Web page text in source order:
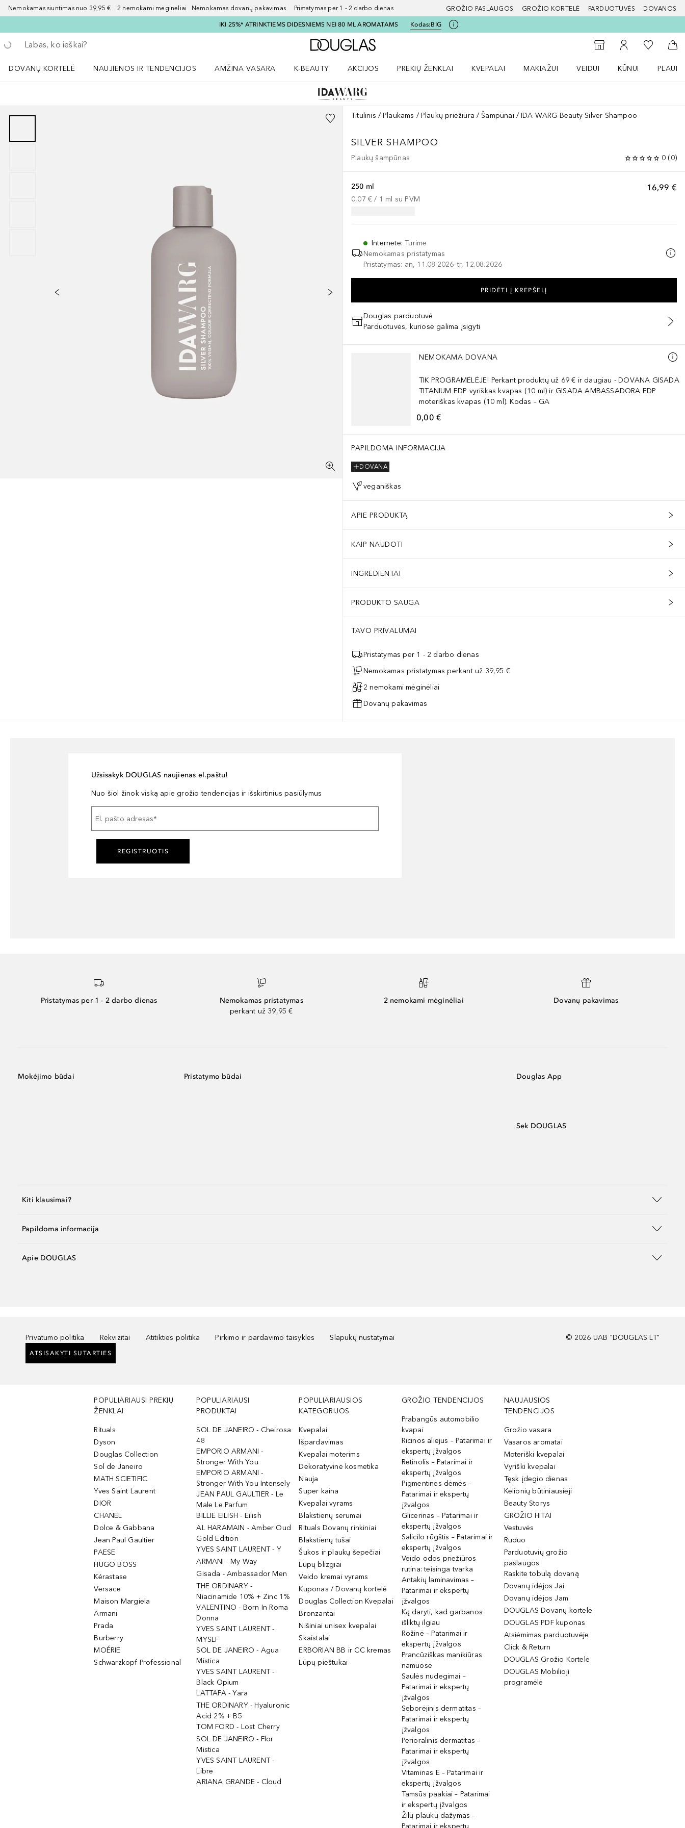
Nemokamas siuntimas nuo 39,95 € 2 nemokami mėginėliai Nemokamas dovanų pakavimas Pristatymas per 1 - 2 darbo dienas GROŽIO PASLAUGOS GROŽIO KORTELĖ PARDUOTUVĖS DOVANOS
IKI 25%* ATRINKTIEMS DIDESNIEMS NEI 80 ML AROMATAMS Kodas:BIG
Grįžk atgal
Vykdykite paiešką
Į Douglas pagrindinį puslapį
Į parduotuvių paiešką
Į mano paskyrą
Į mano
Į
DOVANŲ KORTELĖ
NAUJIENOS IR TENDENCIJOS
AMŽINA VASARA
K-BEAUTY
AKCIJOS
PREKIŲ ŽENKLAI
KVEPALAI
MAKIAŽUI
VEIDUI
KŪNUI
Titulinis Plaukams Plaukų priežiūra Šampūnai IDA WARG Beauty Silver Shampoo
SILVER SHAMPOO
Plaukų šampūnas 0 (0)
16,99 €
250 ml
0,07 € / 1 ml su PVM
Internete:Turime
Nemokamas pristatymas
Pristatymas: an, 11.08.2026–tr, 12.08.2026
PRIDĖTI Į KREPŠELĮ
Douglas parduotuvė
Parduotuvės, kuriose galima įsigyti
Praleisti slankiklį
NEMOKAMA DOVANA
TIK PROGRAMĖLĖJE! Perkant produktų už 69 € ir daugiau - DOVANA GISADA
TITANIUM EDP vyriškas kvapas (10 ml) ir GISADA AMBASSADORA EDP
moteriškas kvapas (10 ml). Kodas – GA
0,00 €
PAPILDOMA INFORMACIJA
DOVANA
veganiškas
APIE PRODUKTĄ
KAIP NAUDOTI
INGREDIENTAI
PRODUKTO SAUGA
TAVO PRIVALUMAI
Pristatymas per 1 - 2 darbo dienas
Nemokamas pristatymas perkant už 39,95 €
2 nemokami mėginėliai
Dovanų pakavimas
Užsisakyk DOUGLAS naujienas el.paštu!
Nuo šiol žinok viską apie grožio tendencijas ir išskirtinius pasiūlymus
El. pašto adresas*
REGISTRUOTIS
Pristatymas per 1 - 2 darbo dienas
Nemokamas pristatymas
perkant už 39,95 €
2 nemokami mėginėliai Dovanų pakavimas
Mokėjimo būdai Pristatymo būdai Douglas App
Sek DOUGLAS
Kiti klausimai?
Papildoma informacija
Apie DOUGLAS
Privatumo politika Rekvizitai Atitikties politika Pirkimo ir pardavimo taisyklės Slapukų nustatymai
ATSISAKYTI SUTARTIES
© 2026 UAB "DOUGLAS LT"
POPULIARIAUSI PREKIŲ
ŽENKLAI
Rituals
Dyson
Douglas Collection
Sol de Janeiro
MATH SCIETIFIC
Yves Saint Laurent
DIOR
CHANEL
Dolce & Gabbana
Jean Paul Gaultier
PAESE
HUGO BOSS
Kérastase
Versace
Maison Margiela
Armani
Prada
Burberry
MOÉRIE
Schwarzkopf Professional
POPULIARIAUSI
PRODUKTAI
SOL DE JANEIRO - Cheirosa
48
EMPORIO ARMANI -
Stronger With You
EMPORIO ARMANI -
Stronger With You Intensely
JEAN PAUL GAULTIER - Le
Male Le Parfum
BILLIE EILISH - Eilish
AL HARAMAIN - Amber Oud
Gold Edition
YVES SAINT LAURENT - Y
ARMANI - My Way
Gisada - Ambassador Men
THE ORDINARY -
Niacinamide 10% + Zinc 1%
VALENTINO - Born In Roma
Donna
YVES SAINT LAURENT -
MYSLF
SOL DE JANEIRO - Agua
Mistica
YVES SAINT LAURENT -
Black Opium
LATTAFA - Yara
THE ORDINARY - Hyaluronic
Acid 2% + B5
TOM FORD - Lost Cherry
SOL DE JANEIRO - Flor
Mistica
YVES SAINT LAURENT -
Libre
ARIANA GRANDE - Cloud
POPULIARIAUSIOS
KATEGORIJOS
Kvepalai
Išpardavimas
Kvepalai moterims
Dekoratyvinė kosmetika
Nauja
Super kaina
Kvepalai vyrams
Blakstienų serumai
Rituals Dovanų rinkiniai
Blakstienų tušai
Šukos ir plaukų šepečiai
Lūpų blizgiai
Veido kremai vyrams
Kuponas / Dovanų kortelė
Douglas Collection Kvepalai
Bronzantai
Nišiniai unisex kvepalai
Skaistalai
ERBORIAN BB ir CC kremas
Lūpų pieštukai
GROŽIO TENDENCIJOS
Prabangūs automobilio
kvapai
Ricinos aliejus – Patarimai ir
ekspertų įžvalgos
Retinolis – Patarimai ir
ekspertų įžvalgos
Pigmentinės dėmės –
Patarimai ir ekspertų
įžvalgos
Glicerinas – Patarimai ir
ekspertų įžvalgos
Salicilo rūgštis – Patarimai ir
ekspertų įžvalgos
Veido odos priežiūros
rutina: teisinga tvarka
Antakių laminavimas –
Patarimai ir ekspertų
įžvalgos
Ką daryti, kad garbanos
išliktų ilgiau
Rožinė – Patarimai ir
ekspertų įžvalgos
Prancūziškas manikiūras
namuose
Saulės nudegimai –
Patarimai ir ekspertų
įžvalgos
Seborėjinis dermatitas –
Patarimai ir ekspertų
įžvalgos
Perioralinis dermatitas –
Patarimai ir ekspertų
įžvalgos
Vitaminas E – Patarimai ir
ekspertų įžvalgos
Tamsūs paakiai – Patarimai
ir ekspertų įžvalgos
Žilų plaukų dažymas –
Patarimai ir ekspertų
NAUJAUSIOS
TENDENCIJOS
Grožio vasara
Vasaros aromatai
Moteriški kvepalai
Vyriški kvepalai
Tęsk įdegio dienas
Kelionių būtiniausieji
Beauty Storys
GROŽIO HITAI
Vestuvės
Ruduo
Parduotuvių grožio
paslaugos
Raskite tobulą dovaną
Dovanų idėjos Jai
Dovanų idėjos Jam
DOUGLAS Dovanų kortelė
DOUGLAS PDF kuponas
Atsiėmimas parduotuvėje
Click & Return
DOUGLAS Grožio Kortelė
DOUGLAS Mobilioji
programėlė